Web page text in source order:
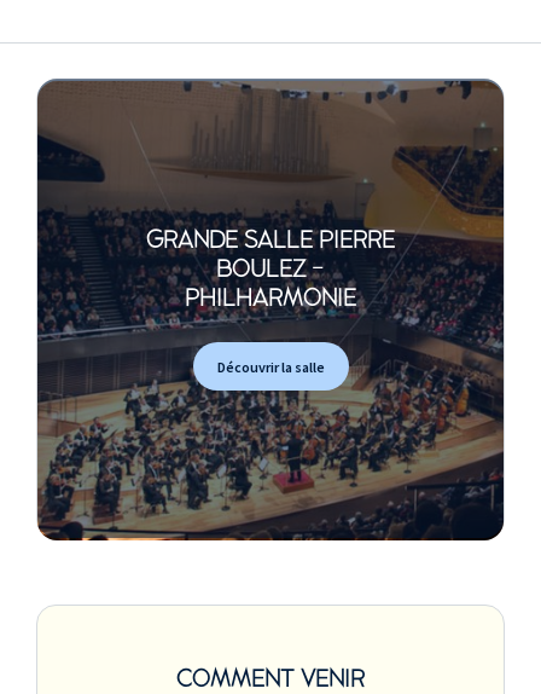
GRANDE SALLE PIERRE
BOULEZ -
PHILHARMONIE
Découvrir la salle
COMMENT VENIR